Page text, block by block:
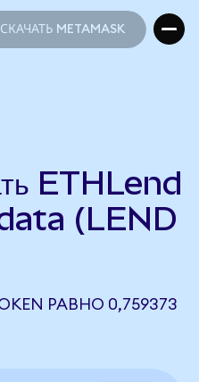
СКАЧАТЬ METAMASK
ETHLend
(LEND
РАВНО 0,759373